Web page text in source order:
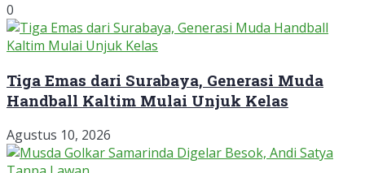
0
Tiga Emas dari Surabaya, Generasi Muda
Handball Kaltim Mulai Unjuk Kelas
Agustus 10, 2026